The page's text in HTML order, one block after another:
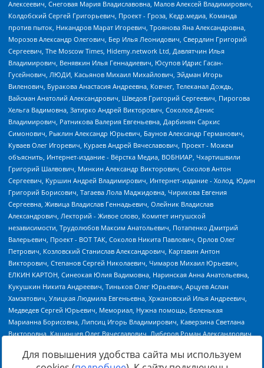
Для повышения удобства сайта мы используем